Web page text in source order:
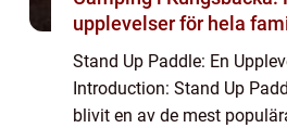
upplevelser för hela
Stand Up Paddle: En
Introduction: Stand Up
blivit en av de mest